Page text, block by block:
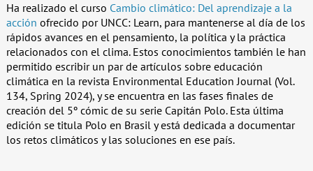
Ha realizado el curso Cambio climático: Del aprendizaje a la
acción ofrecido por UNCC: Learn, para mantenerse al día de los
rápidos avances en el pensamiento, la política y la práctica
relacionados con el clima. Estos conocimientos también le han
permitido escribir un par de artículos sobre educación
climática en la revista Environmental Education Journal (Vol.
134, Spring 2024), y se encuentra en las fases finales de
creación del 5º cómic de su serie Capitán Polo. Esta última
edición se titula Polo en Brasil y está dedicada a documentar
los retos climáticos y las soluciones en ese país.